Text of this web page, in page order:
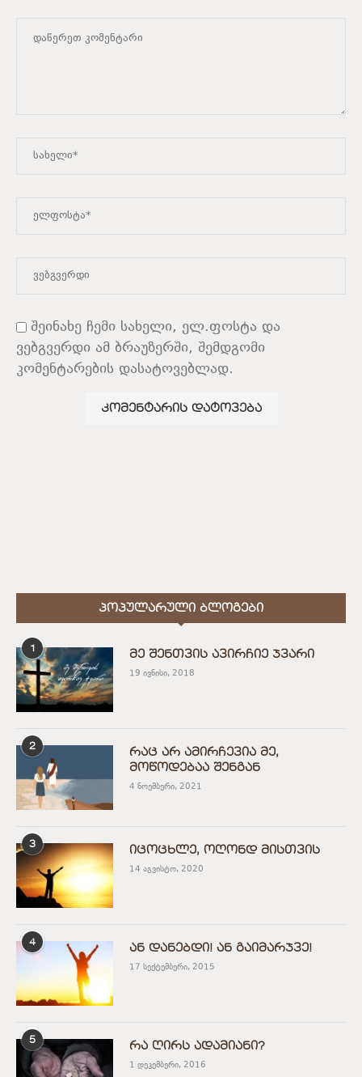
შეინახე ჩემი სახელი, ელ.ფოსტა და
ვებგვერდი ამ ბრაუზერში, შემდგომი
კომენტარების დასატოვებლად.
ᲞᲝᲞᲣᲚᲐᲠᲣᲚᲘ ᲑᲚᲝᲒᲔᲑᲘ
1
მე შენთვის ავირჩიე ჯვარი
19 ივნისი, 2018
2
რაც არ ამირჩევია მე,
მოწოდებაა შენგან
4 ნოემბერი, 2021
3
იცოცხლე, ოღონდ მისთვის
14 აგვისტო, 2020
4
ან დანებდი! ან გაიმარჯვე!
17 სექტემბერი, 2015
5
რა ღირს ადამიანი?
1 დეკემბერი, 2016